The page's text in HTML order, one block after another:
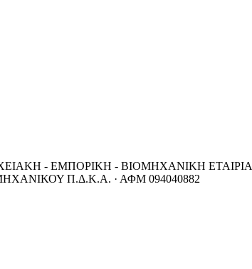
- ΕΜΠΟΡΙΚΗ - ΒΙΟΜΗΧΑΝΙΚΗ ΕΤΑΙΡΙΑ
Π.Δ.Κ.Α. · ΑΦΜ 094040882